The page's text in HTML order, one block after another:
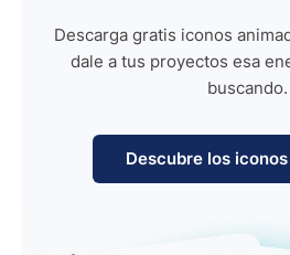
Descarga gratis iconos
dale a tus proyectos esa
buscando.
Descubre los